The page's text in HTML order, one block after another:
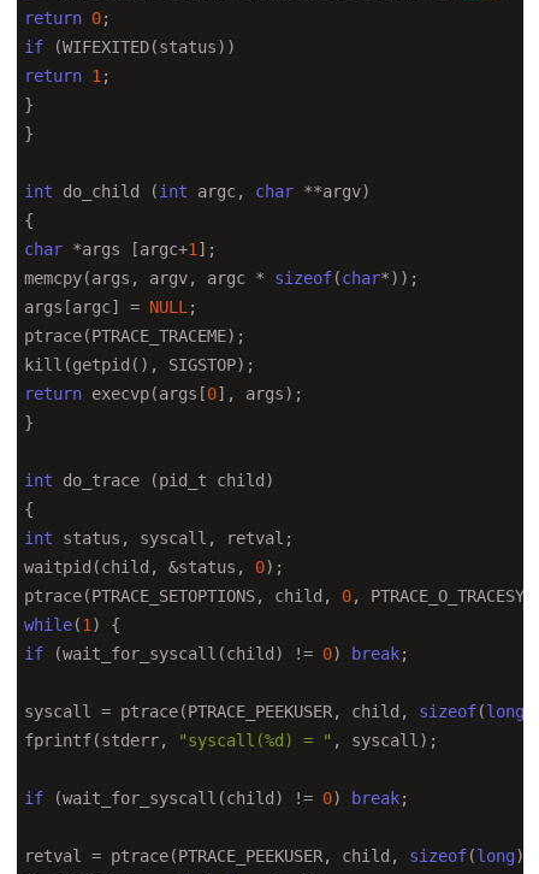
return 0
if
return 1 ;
}
}
int do_child (int argc, char **argv)
char *args [argc+1 ];
memcpy(args, argv, argc * sizeof(char*));
args[argc] = NULL ;
ptrace(PTRACE_TRACEME);
return execvp(args[0], args);
}
int do_trace (pid_t child)
int status, syscall, retval;
waitpid(child, &status, 0);
ptrace(PTRACE_SETOPTIONS, child, 0
while(1
if (wait_for_syscall(child) != 0) break;
syscall = ptrace(PTRACE_PEEKUSER, child, sizeof(long
fprintf(stderr,
"syscall(%d) = " , syscall);
if (wait_for_syscall(child) != 0) break;
retval = ptrace(PTRACE_PEEKUSER, child, sizeof(long